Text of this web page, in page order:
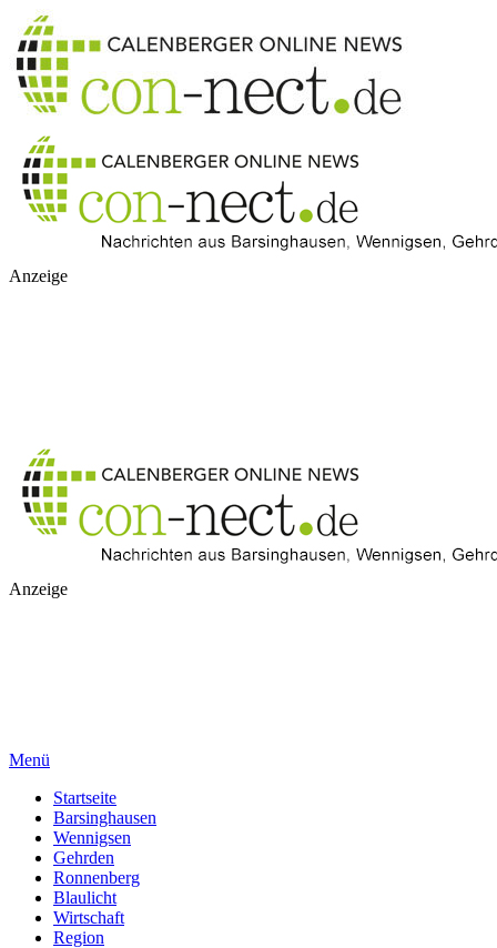
Anzeige
Anzeige
Menü
Startseite
Barsinghausen
Wennigsen
Gehrden
Ronnenberg
Blaulicht
Wirtschaft
Region